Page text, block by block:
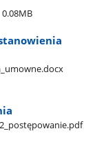
0.08MB